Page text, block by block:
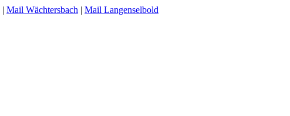
| Mail Wächtersbach | Mail Langenselbold